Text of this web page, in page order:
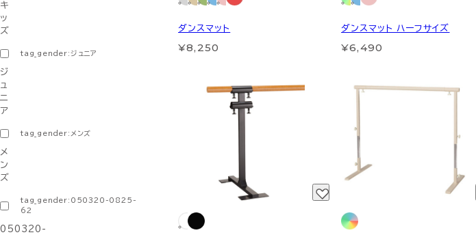
キ
ッ
ズ
tag_gender:ジュニア
ジ
ュ
ニ
ア
tag_gender:メンズ
メ
ン
ズ
tag_gender:050320-0825-
62
050320-
ダンスマット
¥8,250
ダンスマット ハーフサイズ
¥6,490